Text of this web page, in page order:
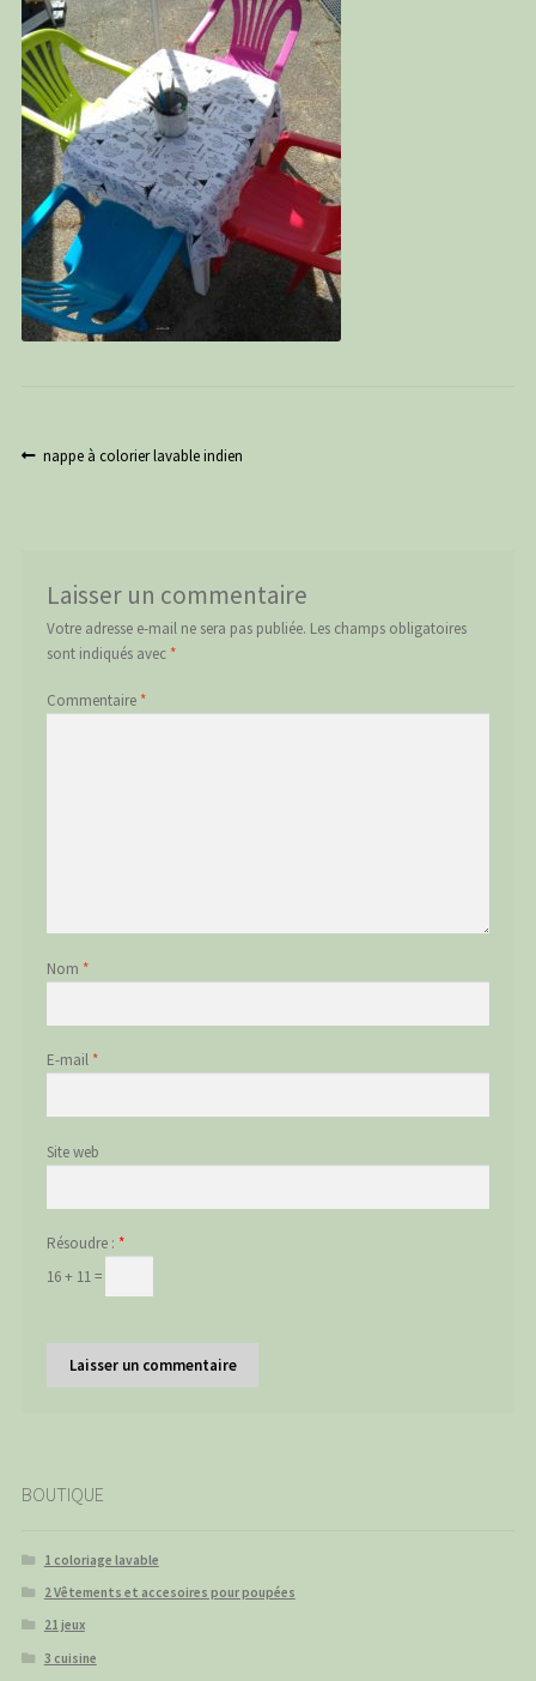
PANIER
CONTACT
C G
Navigation
Article
nappe à colorier lavable indien
Laisser un commentaire
Votre adresse e-mail ne sera pas publiée. Les champs obligatoires
sont indiqués avec *
Commentaire *
Nom *
E-mail *
Site web
Résoudre : *
16 + 11 =
BOUTIQUE
1 coloriage lavable
2 Vêtements et accesoires pour poupées
21 jeux
3 cuisine